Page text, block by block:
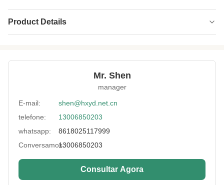
Product Details
51*130 polegadas, 51*83 polegadas
Neoprene Color: Preto e Beige, branco
Standard: Favorável ao meio ambiente
Type:
High Light:
Rolo de folhas de borracha de espuma de
Mr. Shen
manager
E-mail:
shen@hxyd.net.cn
telefone:
13006850203
whatsapp:
8618025117999
Conversamos:13006850203
Consultar Agora